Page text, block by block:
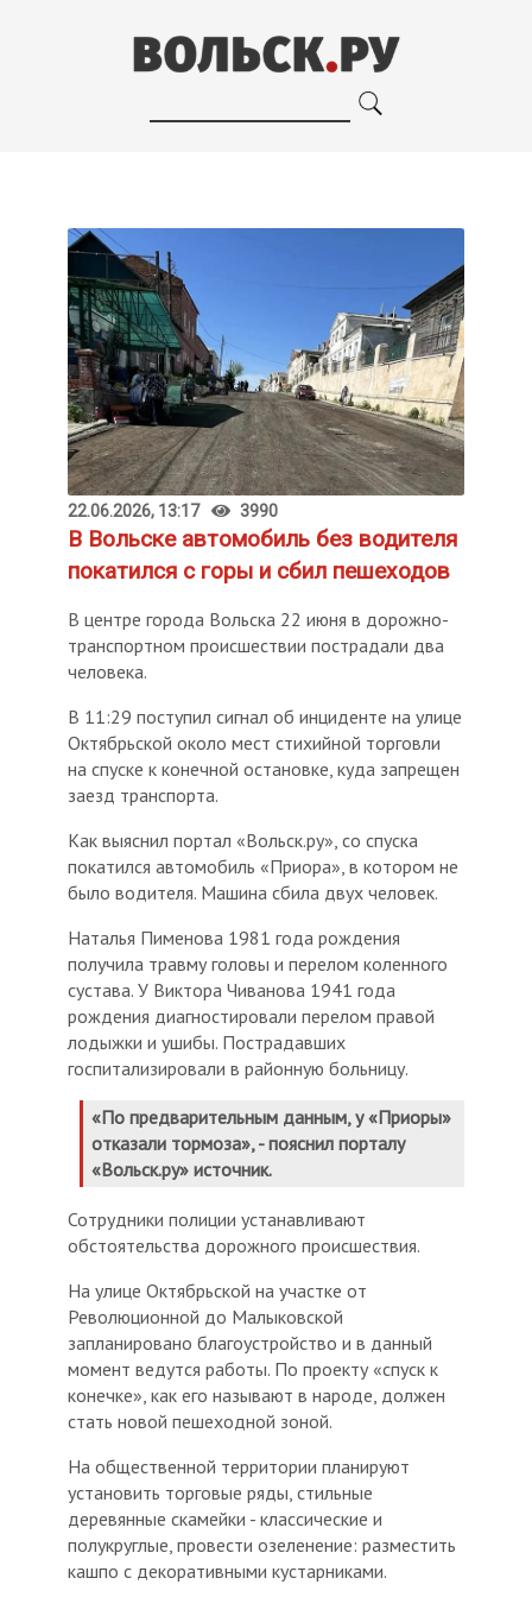
22.06.2026, 13:17 3990
В Вольске автомобиль без водителя
покатился с горы и сбил пешеходов
В центре города Вольска 22 июня в дорожно-
транспортном происшествии пострадали два
человека.
В 11:29 поступил сигнал об инциденте на улице
Октябрьской около мест стихийной торговли
на спуске к конечной остановке, куда запрещен
заезд транспорта.
Как выяснил портал «Вольск.ру», со спуска
покатился автомобиль «Приора», в котором не
было водителя. Машина сбила двух человек.
Наталья Пименова 1981 года рождения
получила травму головы и перелом коленного
сустава. У Виктора Чиванова 1941 года
рождения диагностировали перелом правой
лодыжки и ушибы. Пострадавших
госпитализировали в районную больницу.
«По предварительным данным, у «Приоры»
отказали тормоза», - пояснил порталу
«Вольск.ру» источник.
Сотрудники полиции устанавливают
обстоятельства дорожного происшествия.
На улице Октябрьской на участке от
Революционной до Малыковской
запланировано благоустройство и в данный
момент ведутся работы. По проекту «спуск к
конечке», как его называют в народе, должен
стать новой пешеходной зоной.
На общественной территории планируют
установить торговые ряды, стильные
деревянные скамейки - классические и
полукруглые, провести озеленение: разместить
кашпо с декоративными кустарниками.